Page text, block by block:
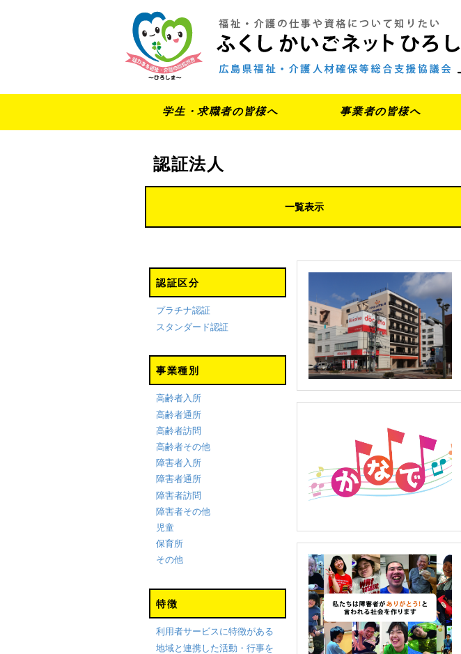
学生・求職者の皆様へ 事業者の皆様へ
認証法人
一覧表示
認証区分
プラチナ認証
スタンダード認証
事業種別
高齢者入所
高齢者通所
高齢者訪問
高齢者その他
障害者入所
障害者通所
障害者訪問
障害者その他
児童
保育所
その他
特徴
利用者サービスに特徴がある
地域と連携した活動・行事を